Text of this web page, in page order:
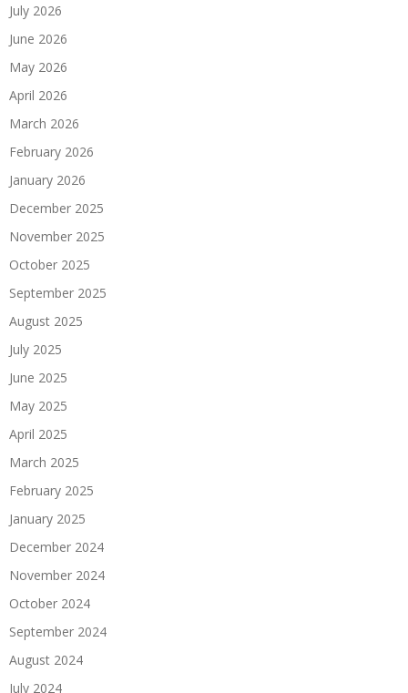
July 2026
June 2026
May 2026
April 2026
March 2026
February 2026
January 2026
December 2025
November 2025
October 2025
September 2025
August 2025
July 2025
June 2025
May 2025
April 2025
March 2025
February 2025
January 2025
December 2024
November 2024
October 2024
September 2024
August 2024
July 2024